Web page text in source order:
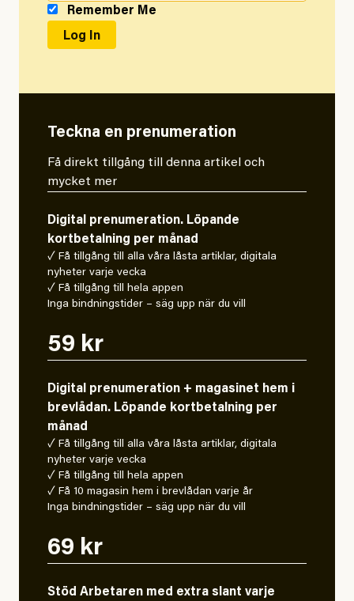
Remember Me
Teckna en prenumeration
Få direkt tillgång till denna artikel och
mycket mer
Digital prenumeration. Löpande
kortbetalning per månad
✓ Få tillgång till alla våra låsta artiklar, digitala
nyheter varje vecka
✓ Få tillgång till hela appen
Inga bindningstider – säg upp när du vill
59 kr
Digital prenumeration + magasinet hem i
brevlådan. Löpande kortbetalning per
månad
✓ Få tillgång till alla våra låsta artiklar, digitala
nyheter varje vecka
✓ Få tillgång till hela appen
✓ Få 10 magasin hem i brevlådan varje år
Inga bindningstider – säg upp när du vill
69 kr
Stöd Arbetaren med extra slant varje